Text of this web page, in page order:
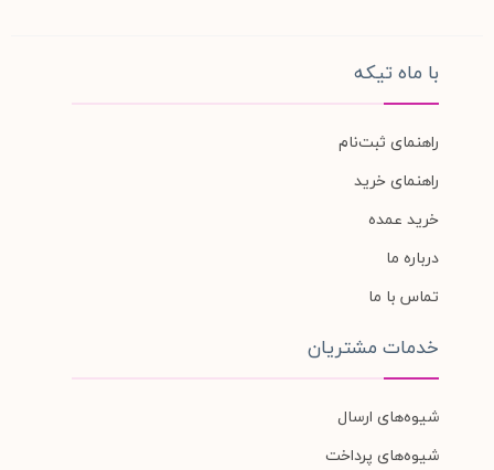
با ماه تیکه
راهنمای ثبت‌نام
راهنمای خرید
خرید عمده
درباره ما
تماس با ما
خدمات مشتریان
شیوه‌های ارسال
شیوه‌های پرداخت